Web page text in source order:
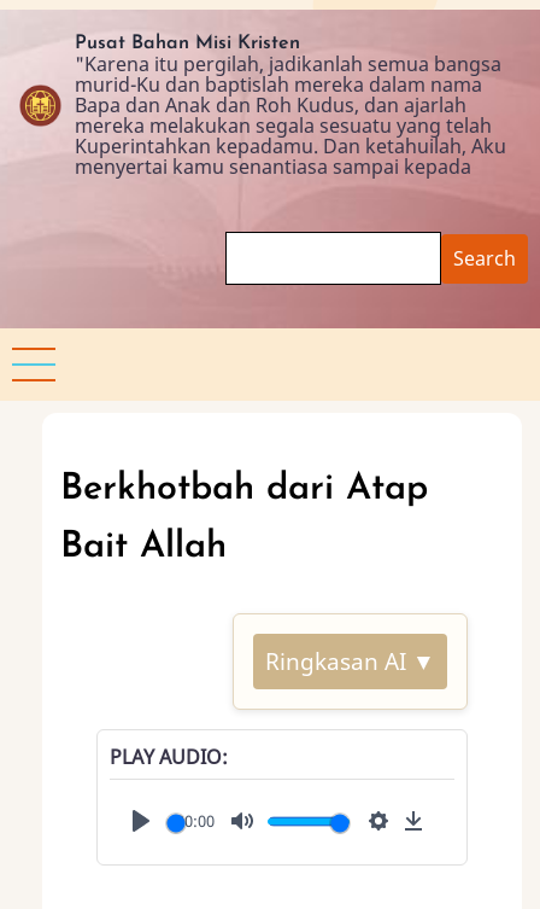
Skip
content
Pusat Bahan Misi Kristen
"Karena itu pergilah, jadikanlah semua bangsa
murid-Ku dan baptislah mereka dalam nama
Bapa dan Anak dan Roh Kudus, dan ajarlah
mereka melakukan segala sesuatu yang telah
Kuperintahkan kepadamu. Dan ketahuilah, Aku
menyertai kamu senantiasa sampai kepada
Berkhotbah dari Atap
Bait Allah
Ringkasan AI ▼
PLAY AUDIO
00:00